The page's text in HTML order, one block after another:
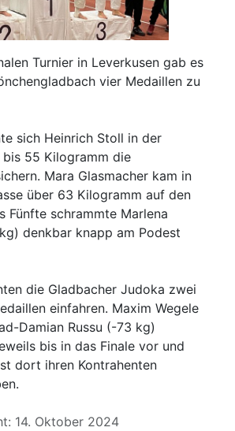
Turnier in Leverkusen gab es
vier Medaillen zu
sich Heinrich Stoll in der
bis 55 Kilogramm die
Mara Glasmacher kam in
über 63 Kilogramm auf den
Fünfte schrammte Marlena
denkbar knapp am Podest
die Gladbacher Judoka zwei
einfahren. Maxim Wegele
Damian Russu (-73 kg)
bis in das Finale vor und
dort ihren Kontrahenten
14. Oktober 2024